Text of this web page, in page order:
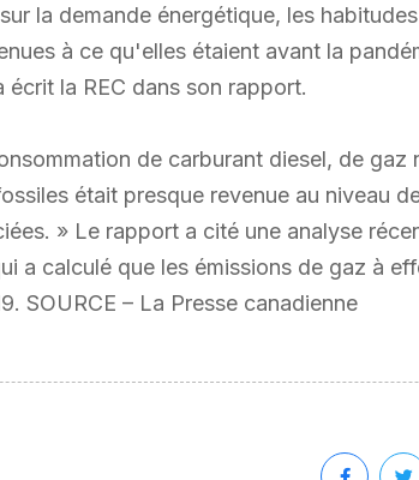
la demande énergétique, les
à ce qu'elles étaient avant la
la REC dans son rapport.
de carburant diesel, de
était presque revenue au niveau
» Le rapport a cité une analyse
a calculé que les émissions de gaz à
SOURCE – La Presse canadienne